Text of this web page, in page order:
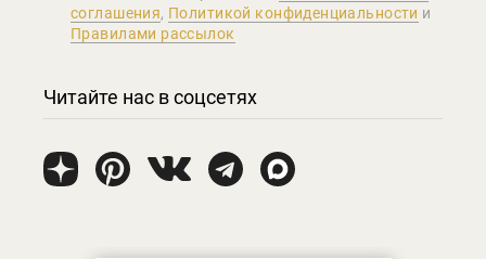
соглашения, Политикой конфиденциальности и
Правилами рассылок
Читайте нас в соцсетях